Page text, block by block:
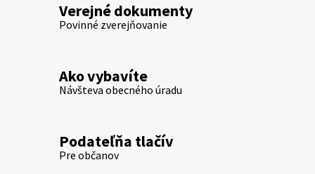
Verejné dokumenty
Povinné zverejňovanie
Ako vybavíte
Návšteva obecného úradu
Podateľňa tlačív
Pre občanov